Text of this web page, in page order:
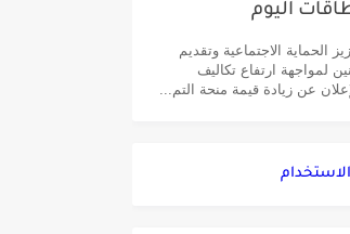
الحماية الاجتماعية وتقديم
لمواجهة ارتفاع تكاليف
عن زيادة قيمة منحة التم...